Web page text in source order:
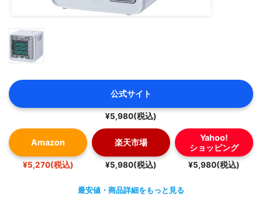
公式サイト
¥5,980(税込)
Amazon
¥5,270(税込)
楽天市場
¥5,980(税込)
Yahoo!
ショッピング
¥5,980(税込)
最安値・商品詳細をもっと見る